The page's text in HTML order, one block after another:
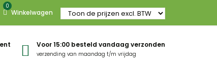
0
Winkelwagen
Voor 15:00 besteld vandaag verzonden
verzending van maandag t/m vrijdag